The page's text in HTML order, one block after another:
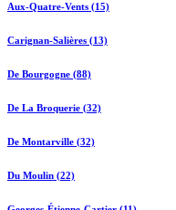
Aux-Quatre-Vents (15)
Carignan-Salières (13)
De Bourgogne (88)
De La Broquerie (32)
De Montarville (32)
Du Moulin (22)